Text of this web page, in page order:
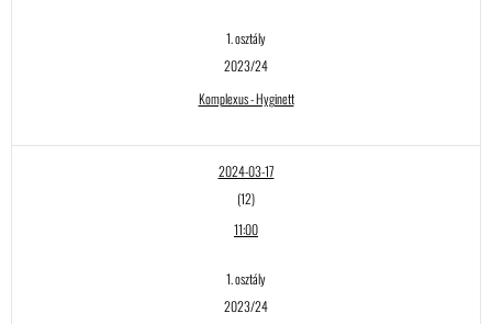
1. osztály
2023/24
Komplexus - Hyginett
2024-03-17
(12)
11:00
1. osztály
2023/24